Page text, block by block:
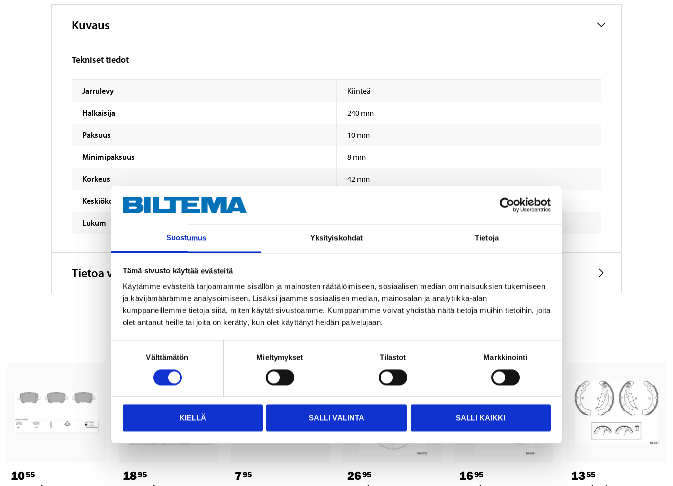
Suostumus Yksityiskohdat Tietoja
Tämä sivusto käyttää evästeitä
Käytämme evästeitä tarjoamamme sisällön ja mainosten räätälöimiseen, sosiaalisen median ominaisuuksien tukemiseen
ja kävijämäärämme analysoimiseen. Lisäksi jaamme sosiaalisen median, mainosalan ja analytiikka-alan
kumppaneillemme tietoja siitä, miten käytät sivustoamme. Kumppanimme voivat yhdistää näitä tietoja muihin tietoihin, joita
olet antanut heille tai joita on kerätty, kun olet käyttänyt heidän palvelujaan.
Välttämätön Mieltymykset Tilastot Markkinointi
KIELLÄ SALLI VALINTA SALLI KAIKKI
Kuvaus
Tekniset tiedot
Jarrulevy Kiinteä
Halkaisija 240 mm
Paksuus 10 mm
Minimipaksuus 8 mm
Korkeus 42 mm
Keskiökoko
Lukum 4 kpl (reikä)
Tietoa valmistajasta
Muut asiakkaat ostivat myös
1055 1895 795 2695 1695 1355